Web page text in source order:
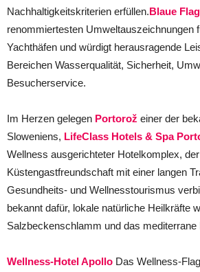
Nachhaltigkeitskriterien erfüllen.Blaue
renommiertesten Umweltauszeichnungen
Yachthäfen und würdigt herausragende
Bereichen Wasserqualität, Sicherheit,
Besucherservice.
Im Herzen gelegen Portorož einer der
Sloweniens, LifeClass Hotels & Spa
Wellness ausgerichteter Hotelkomplex, der
Küstengastfreundschaft mit einer langen
Gesundheits- und Wellnesstourismus
bekannt dafür, lokale natürliche Heilkräfte
Salzbeckenschlamm und das mediterrane
Wellness-Hotel Apollo Das Wellness-